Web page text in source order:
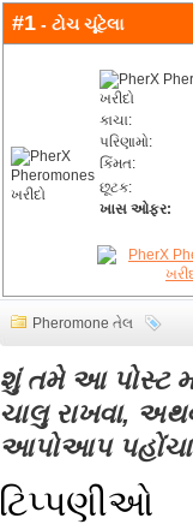
#1 - ટોચ ચૂંટેલા
કાચા:
પરિણામો:
કિંમત:
છૂટક:
ખાસ ઓફર:
Pheromone તેલ
શું તમે આ પોસ્ટ
ચાલુ રાખવા,
આપોઆપ
ટિપ્પણીઓ